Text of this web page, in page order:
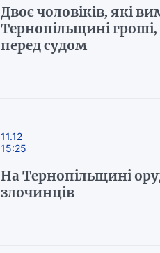
Двоє чоловіків, які
Тернопільщині
перед судом
11.12
15:25
На Тернопільщині
злочинців